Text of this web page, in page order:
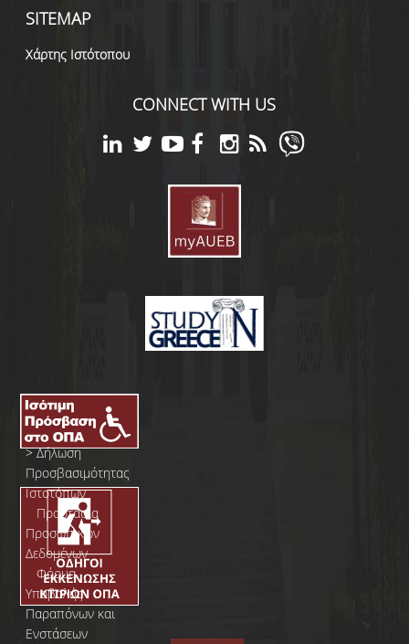
SITEMAP
Χάρτης Ιστότοπου
CONNECT WITH US
>Δήλωση
Προσβασιμότητας
Ιστοτόπων
Προστασία
Προσωπικών
Δεδομένων
Φόρμα
Yποβολής
Παραπόνων και
Ενστάσεων